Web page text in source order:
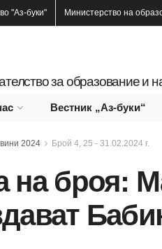
"Аз-буки" Министерство на
за образование и
Вестник „Аз-буки“
2024 Брой 4, 25 - 31.02.2024 г.
на броя: